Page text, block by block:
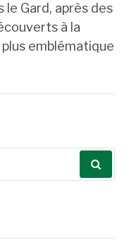
Gard, après des
à la
plus emblématique